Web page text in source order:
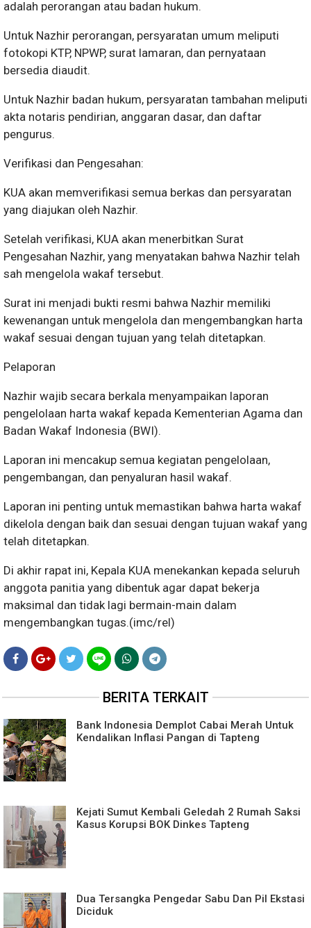
adalah perorangan atau badan hukum.
Untuk Nazhir perorangan, persyaratan umum meliputi
fotokopi KTP, NPWP, surat lamaran, dan pernyataan
bersedia diaudit.
Untuk Nazhir badan hukum, persyaratan tambahan meliputi
akta notaris pendirian, anggaran dasar, dan daftar
pengurus.
Verifikasi dan Pengesahan:
KUA akan memverifikasi semua berkas dan persyaratan
yang diajukan oleh Nazhir.
Setelah verifikasi, KUA akan menerbitkan Surat
Pengesahan Nazhir, yang menyatakan bahwa Nazhir telah
sah mengelola wakaf tersebut.
Surat ini menjadi bukti resmi bahwa Nazhir memiliki
kewenangan untuk mengelola dan mengembangkan harta
wakaf sesuai dengan tujuan yang telah ditetapkan.
Pelaporan
Nazhir wajib secara berkala menyampaikan laporan
pengelolaan harta wakaf kepada Kementerian Agama dan
Badan Wakaf Indonesia (BWI).
Laporan ini mencakup semua kegiatan pengelolaan,
pengembangan, dan penyaluran hasil wakaf.
Laporan ini penting untuk memastikan bahwa harta wakaf
dikelola dengan baik dan sesuai dengan tujuan wakaf yang
telah ditetapkan.
Di akhir rapat ini, Kepala KUA menekankan kepada seluruh
anggota panitia yang dibentuk agar dapat bekerja
maksimal dan tidak lagi bermain-main dalam
mengembangkan tugas.(imc/rel)
BERITA TERKAIT
Bank Indonesia Demplot Cabai Merah Untuk
Kendalikan Inflasi Pangan di Tapteng
Kejati Sumut Kembali Geledah 2 Rumah Saksi
Kasus Korupsi BOK Dinkes Tapteng
Dua Tersangka Pengedar Sabu Dan Pil Ekstasi
Diciduk